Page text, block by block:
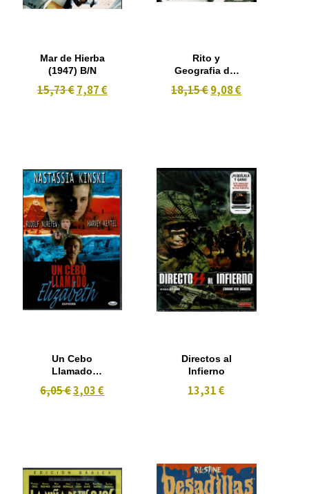
Mar de Hierba
(1947) B/N
15,73 € 7,87 €
Rito y
Geografia del
flamenco vol.
18,15 €9,08 €
Un Cebo
Llamado
Elizabeth
6,05 €3,03 €
Directos al
Infierno
13,31 €